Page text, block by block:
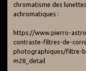
chromatisme des lunettes
achromatiques :
https://www.pierro-
contraste-filtres-de-
photographiques/filtre-
m28_detail